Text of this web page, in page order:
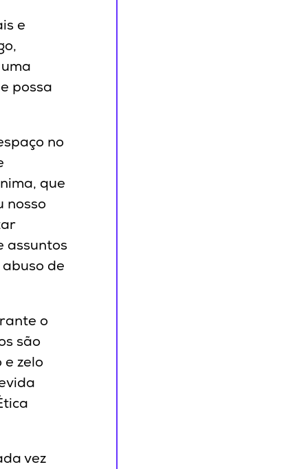
e
possa
no
que
nosso
assuntos
de
o
são
zelo
vez